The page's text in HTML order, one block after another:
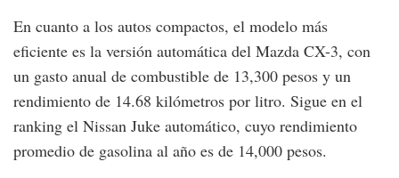
En cuanto a los autos compactos, el modelo más
eficiente es la versión automática del Mazda CX-3, con
un gasto anual de combustible de 13,300 pesos y un
rendimiento de 14.68 kilómetros por litro. Sigue en el
ranking el Nissan Juke automático, cuyo rendimiento
promedio de gasolina al año es de 14,000 pesos.